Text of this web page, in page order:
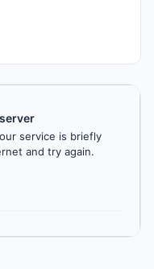
service is briefly
and try again.